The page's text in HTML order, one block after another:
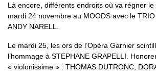
Là encore, différents endroits où va régner
mardi 24 novembre au MOODS avec le TRIO
ANDY NARELL.
Le mardi 25, les ors de l’Opéra Garnier
l’hommage à STEPHANE GRAPELLI.
« violonissime » : THOMAS DUTRONC,